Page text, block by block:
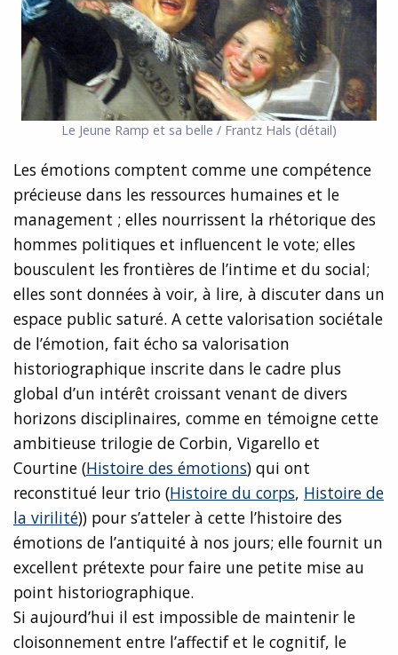
Le Jeune Ramp et sa belle / Frantz Hals (détail)
Les émotions comptent comme une compétence
précieuse dans les ressources humaines et le
management ; elles nourrissent la rhétorique des
hommes politiques et influencent le vote; elles
bousculent les frontières de l’intime et du social;
elles sont données à voir, à lire, à discuter dans un
espace public saturé. A cette valorisation sociétale
de l’émotion, fait écho sa valorisation
historiographique inscrite dans le cadre plus
global d’un intérêt croissant venant de divers
horizons disciplinaires, comme en témoigne cette
ambitieuse trilogie de Corbin, Vigarello et
Courtine (Histoire des émotions) qui ont
reconstitué leur trio (Histoire du corps, Histoire de
la virilité)) pour s’atteler à cette l’histoire des
émotions de l’antiquité à nos jours; elle fournit un
excellent prétexte pour faire une petite mise au
point historiographique.
Si aujourd’hui il est impossible de maintenir le
cloisonnement entre l’affectif et le cognitif, le